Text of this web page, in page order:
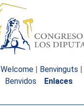
Welcome | Benvinguts |
Benvidos
Enlaces